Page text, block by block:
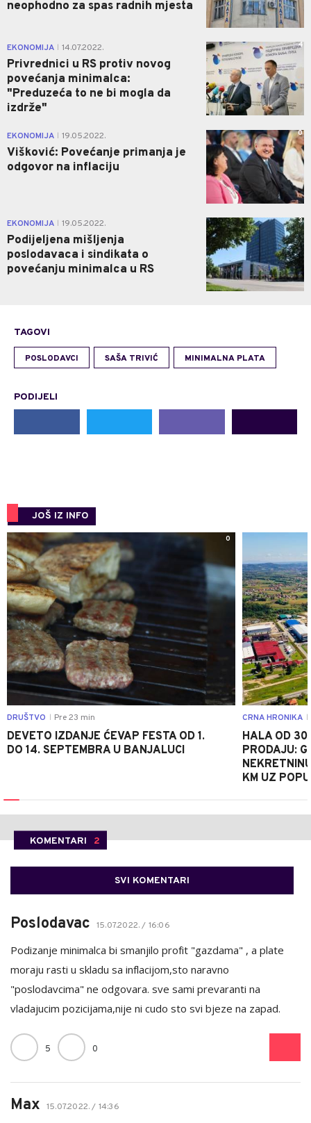
neophodno za spas radnih mjesta
EKONOMIJA 14.07.2022.
Privrednici u RS protiv novog
povećanja minimalca:
"Preduzeća to ne bi mogla da
izdrže"
4
EKONOMIJA 19.05.2022.
Višković: Povećanje primanja je
odgovor na inflaciju
0
EKONOMIJA 19.05.2022.
Podijeljena mišljenja
poslodavaca i sindikata o
povećanju minimalca u RS
3
TAGOVI
POSLODAVCI SAŠA TRIVIĆ MINIMALNA PLATA
PODIJELI
JOŠ IZ INFO
0
DRUŠTVO Pre 23 min
DEVETO IZDANJE ĆEVAP FESTA OD 1.
DO 14. SEPTEMBRA U BANJALUCI
CRNA HRONIKA
HALA OD
PRODAJU:
KM UZ
KOMENTARI 2
SVI KOMENTARI
Poslodavac 15.07.2022. / 16:06
Podizanje minimalca bi smanjilo profit "gazdama" , a plate
moraju rasti u skladu sa inflacijom,sto naravno
"poslodavcima" ne odgovara. sve sami prevaranti na
vladajucim pozicijama,nije ni cudo sto svi bjeze na zapad.
5 0
Max 15.07.2022. / 14:36